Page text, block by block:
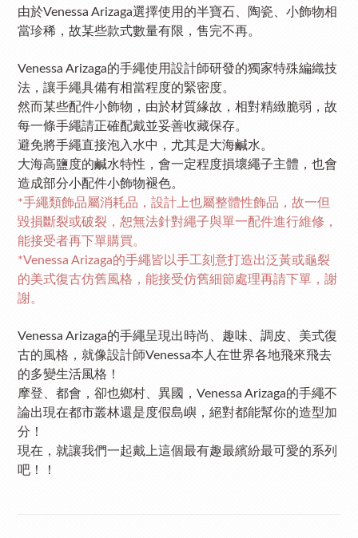
由於Venessa Arizaga選擇使用的半寶石、陶瓷、小飾物相
當珍稀，故某些款式數量有限，售完不再。
Venessa Arizaga的手繩使用設計師研發的獨家特殊編織技
法，讓手繩具備有相當程度的緊密度。
然而某些配件小飾物，由於材質緣故，相對精緻脆弱，故
每一條手繩請正確配戴並妥善收藏保存。
避免將手繩直接泡入水中，尤其是大海鹹水。
大海高鹽度的鹹水特性，會一定程度損壞繩子主體，也會
造成部分小配件小飾物褪色。
*手繩類飾品屬消耗品，設計上也屬整體性飾品，故一但
毀損斷裂或破裂，恕無法針對繩子與單一配件進行維修，
能接受者再下單購買。
*Venessa Arizaga的手繩皆以手工刻意打造出泛黃或龜裂
的美式復古仿舊風格，能接受仿舊細節處理再請下單，謝
謝。
Venessa Arizaga的手繩呈現出時尚、趣味、調皮、美式復
古的風格，就像設計師Venessa本人在世界各地飛來飛去
的多變生活風格！
摩登、都會，卻也鄉村、異國， Venessa Arizaga的手繩不
論出現在都市叢林還是度假島嶼，絕對都能幫你的造型加
分！
現在，就讓我們一起戴上這個最有趣最繽紛最可愛的系列
吧！！